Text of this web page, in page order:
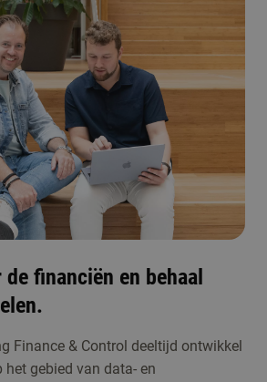
financiën en behaal
Finance & Control deeltijd ontwikkel
het gebied van data- en